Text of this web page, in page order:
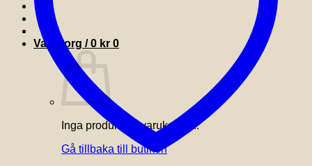
Varukorg /0 kr 0
Inga produkter i varukorgen.
Gå tillbaka till butiken